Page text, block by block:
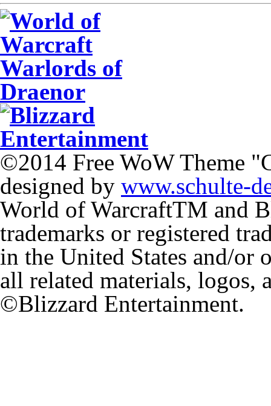
©2014 Free WoW Theme "
designed by www.schulte-
World of WarcraftTM and
trademarks or registered
in the United States and/or
all related materials, logos,
©Blizzard Entertainment.